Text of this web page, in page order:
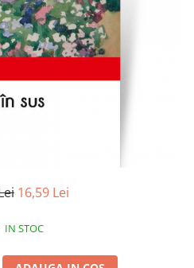
16,59 Lei
IN STOC